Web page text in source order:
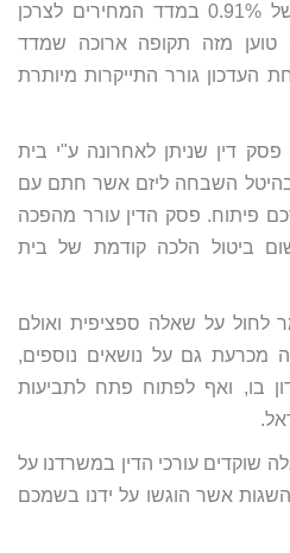
1.77%, זאת לעומת ירידה של 0.91% במדד המחירים לצרכן
טוען מזה תקופה ארוכה שמדד
העדכון גורר התייקרות מיותרת
דין שניתן לאחרונה ע"י בית
בהיטל השבחה ליזם אשר חתם עם
פיתוח. פסק הדין עורר מהפכה
ביטול הלכה קודמת של בית
לחול על שאלה ספציפית ואולם
מכרעת גם על נושאים נוספים,
בו, ואף לפתוח פתח לתביעות
שוקדים עורכי הדין במשרדנו על
אשר הוגשו על ידנו בשמכם